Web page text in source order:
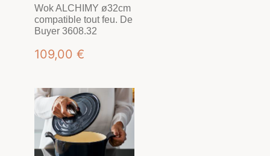
Wok ALCHIMY ø32cm
compatible tout feu. De
Buyer 3608.32
109,00 €